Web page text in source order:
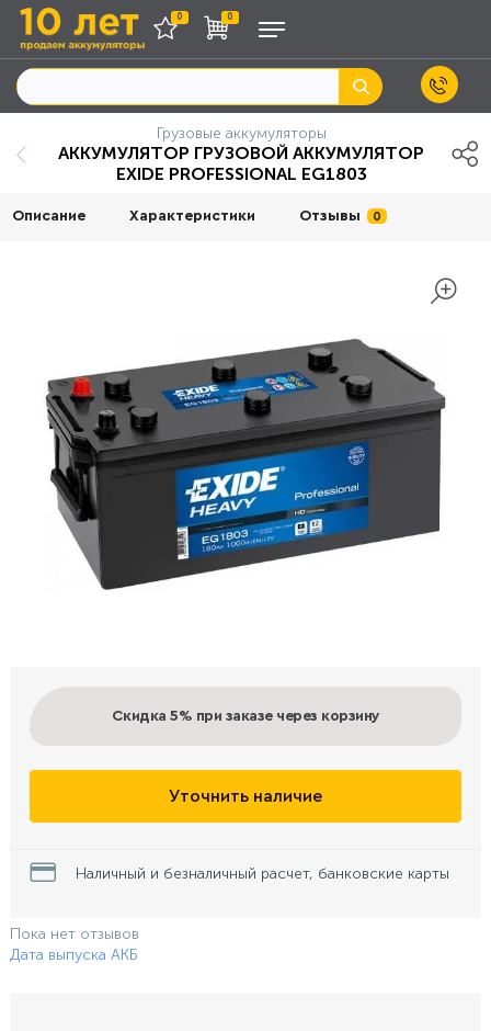
0 0
Грузовые аккумуляторы
АККУМУЛЯТОР ГРУЗОВОЙ АККУМУЛЯТОР
EXIDE PROFESSIONAL EG1803
Описание Характеристики Отзывы 0
Скидка 5% при заказе через корзину
Уточнить наличие
Наличный и безналичный расчет, банковские карты
Пока нет отзывов
Дата выпуска АКБ